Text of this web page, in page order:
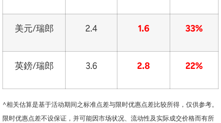
美元/瑞郎 2.4 1.6 33%
英鎊/瑞郎 3.6 2.8 22%
^相关估算是基于活动期间之标准点差与限时优惠点差比较所得，仅供参考。
限时优惠点差不设保证，并可能因市场状况、流动性及实际成交价格而有所